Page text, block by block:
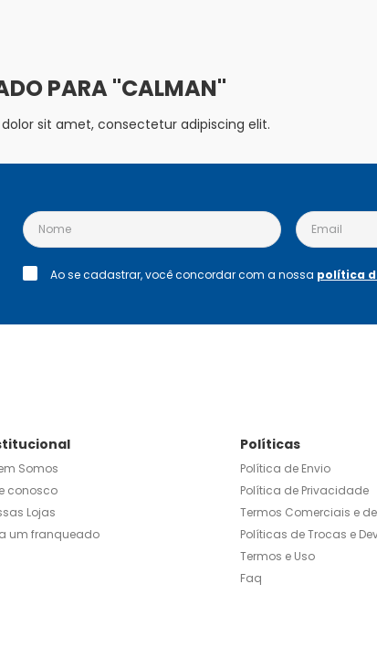
CALMAN
sit amet, consectetur adipiscing elit.
Ao se cadastrar, você concordar com a nossa política
Somos
conosco
Lojas
um franqueado
Políticas
Política de Envio
Política de Privacidade
Termos Comerciais e
Políticas de Trocas e
Termos e Uso
Faq